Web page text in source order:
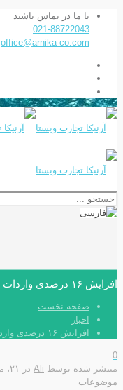
با ما در تماس باشید
021-88722043
office@arnika-co.com
افزایش ۱۶ درصدی واردات خودرو در نیمه اول امسال
صفحه نخست
اخبار
افزایش ۱۶ درصدی واردات خودرو در نیمه اول امسال
0
منتشر شده توسط Ali در
۲۱، مهر، ۱۴۰۴
موضوعات